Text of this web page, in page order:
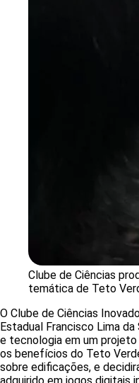
Clube de Ciências
temática de Teto
O Clube de Ciências
Estadual Francisco Lima
e tecnologia em um
os benefícios do Teto
sobre edificações, e